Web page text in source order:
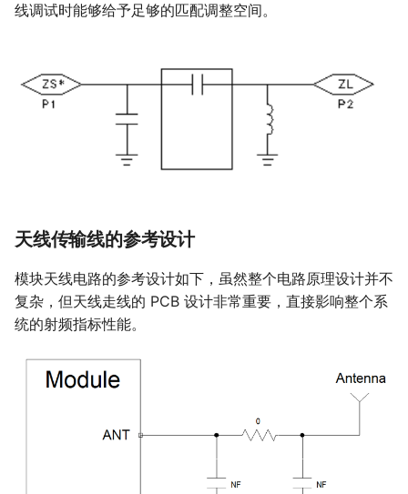
线调试时能够给予足够的匹配调整空间。
天线传输线的参考设计
模块天线电路的参考设计如下，虽然整个电路原理设计并不
复杂，但天线走线的 PCB 设计非常重要，直接影响整个系
统的射频指标性能。